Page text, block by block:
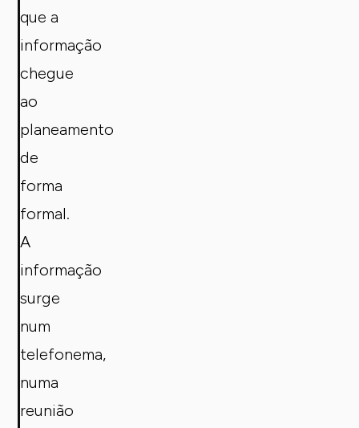
que a
informação
chegue
ao
planeamento
de
forma
formal.
A
informação
surge
num
telefonema,
numa
reunião